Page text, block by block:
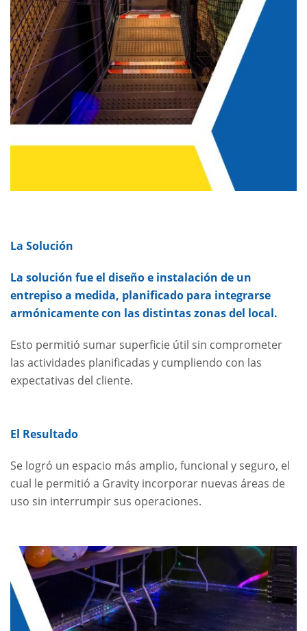
La Solución
La solución fue el diseño e instalación de un
entrepiso a medida, planificado para integrarse
armónicamente con las distintas zonas del local.
Esto permitió sumar superficie útil sin comprometer
las actividades planificadas y cumpliendo con las
expectativas del cliente.
El Resultado
Se logró un espacio más amplio, funcional y seguro, el
cual le permitió a Gravity incorporar nuevas áreas de
uso sin interrumpir sus operaciones.